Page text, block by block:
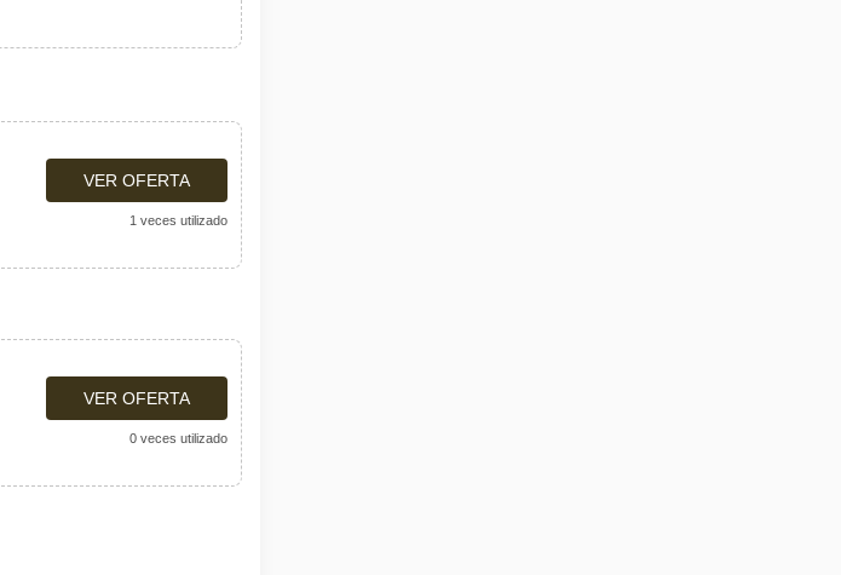
VER OFERTA
1 veces utilizado
VER OFERTA
0 veces utilizado